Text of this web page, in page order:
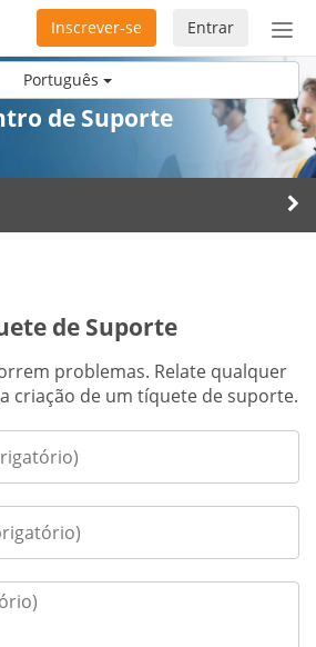
Português
Entrar
Inscrever-se
de Suporte
de Suporte
problemas. Relate qualquer
criação de um tíquete de suporte.